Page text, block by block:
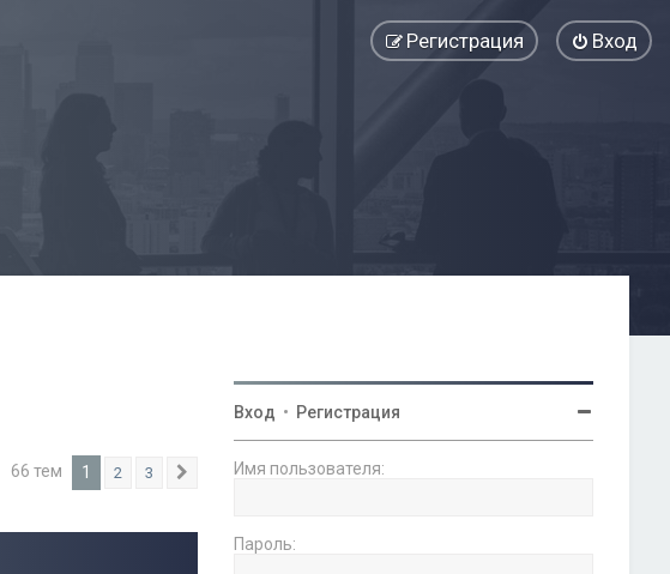
Вход
Регистрация
66 тем 1 2 3 След.
Вход • Регистрация
Имя пользователя:
Пароль: